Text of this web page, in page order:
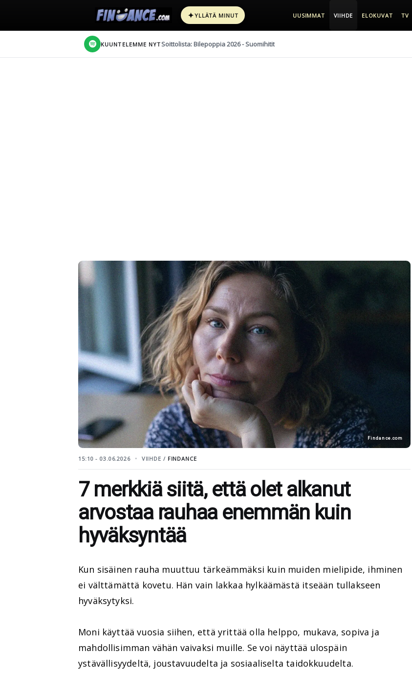
✦YLLÄTÄ MINUT UUSIMMAT VIIHDE ELOKUVAT TV
KUUNTELEMME NYT Soittolista: Bilepoppia 2026 - Suomihitit
Findance.com
15:10 - 03.06.2026 VIIHDE / FINDANCE
7 merkkiä siitä, että olet alkanut
arvostaa rauhaa enemmän kuin
hyväksyntää
Kun sisäinen rauha muuttuu tärkeämmäksi kuin muiden mielipide, ihminen
ei välttämättä kovetu. Hän vain lakkaa hylkäämästä itseään tullakseen
hyväksytyksi.
Moni käyttää vuosia siihen, että yrittää olla helppo, mukava, sopiva ja
mahdollisimman vähän vaivaksi muille. Se voi näyttää ulospäin
ystävällisyydeltä, joustavuudelta ja sosiaaliselta taidokkuudelta.